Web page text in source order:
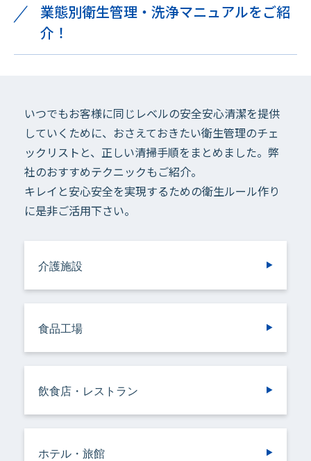
業態別衛生管理・洗浄マニュアルをご紹
介！
いつでもお客様に同じレベルの安全安心清潔を提供
していくために、おさえておきたい衛生管理のチェ
ックリストと、正しい清掃手順をまとめました。弊
社のおすすめテクニックもご紹介。
キレイと安心安全を実現するための衛生ルール作り
に是非ご活用下さい。
介護施設
食品工場
飲食店・レストラン
ホテル・旅館